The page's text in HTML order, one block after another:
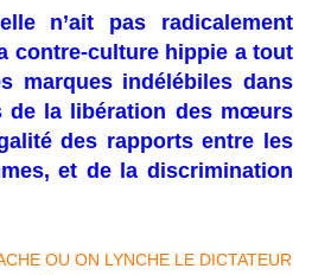
n’ait pas radicalement
contre-culture hippie a tout
marques indélébiles dans
de la libération des mœurs
des rapports entre les
et de la discrimination